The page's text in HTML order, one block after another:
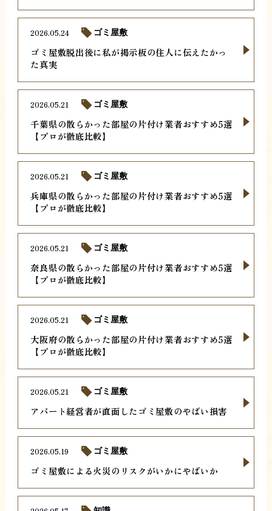
ゴミ屋敷脱出後に私が掲示板の住人に伝えたかっ
た真実
2026.05.24 ゴミ屋敷
千葉県の散らかった部屋の片付け業者おすすめ5選
【プロが徹底比較】
2026.05.21 ゴミ屋敷
兵庫県の散らかった部屋の片付け業者おすすめ5選
【プロが徹底比較】
2026.05.21 ゴミ屋敷
奈良県の散らかった部屋の片付け業者おすすめ5選
【プロが徹底比較】
2026.05.21 ゴミ屋敷
大阪府の散らかった部屋の片付け業者おすすめ5選
【プロが徹底比較】
2026.05.21 ゴミ屋敷
アパート経営者が直面したゴミ屋敷のやばい損害
2026.05.21 ゴミ屋敷
ゴミ屋敷による火災のリスクがいかにやばいか
2026.05.19 ゴミ屋敷